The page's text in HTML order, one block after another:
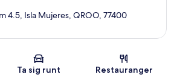
Karta
4.5, Isla Mujeres, QROO, 77400
Ta sig runt Restauranger